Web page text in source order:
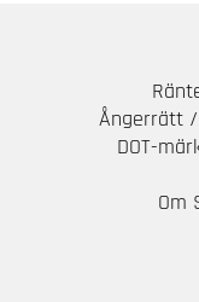
Ångerrätt
DOT-
Om